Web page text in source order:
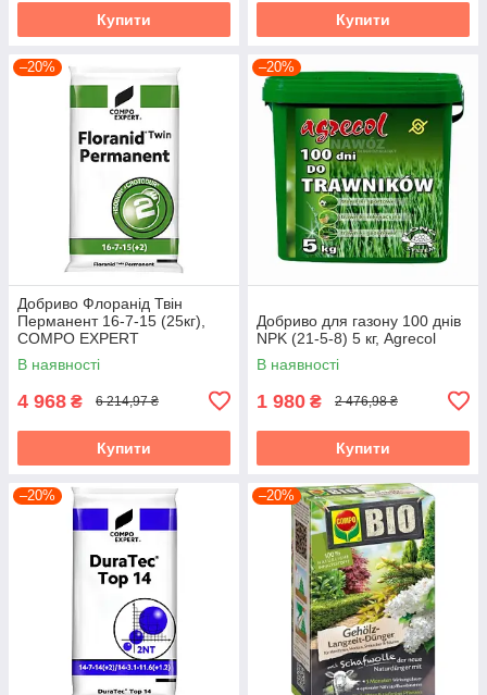
Купити Купити
–20%
Добриво Флоранід Твін
Перманент 16-7-15 (25кг),
COMPO EXPERT
В наявності
4 968 ₴ 6 214,97 ₴
Купити
–20%
Добриво для газону 100 днів
NPK (21-5-8) 5 кг, Agrecol
В наявності
1 980 ₴ 2 476,98 ₴
Купити
–20% –20%